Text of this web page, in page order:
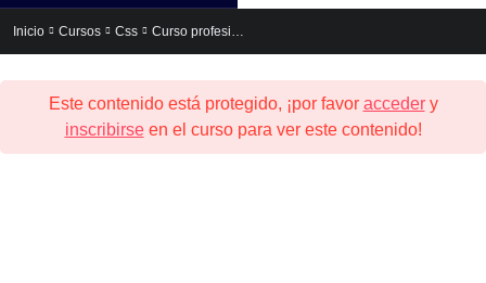
Inicio Cursos Css Curso profesional de HTML5 y CSS3
Este contenido está protegido, ¡por favor accedery
inscribirseen el curso para ver este contenido!